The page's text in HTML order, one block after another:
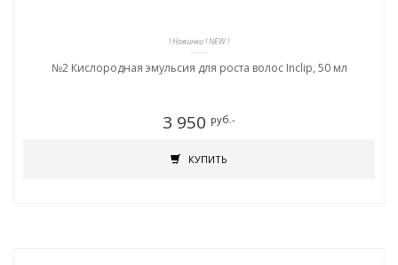
! Новинки ! NEW !
№2 Кислородная эмульсия для роста волос Inclip, 50 мл
3 950 руб.-
КУПИТЬ